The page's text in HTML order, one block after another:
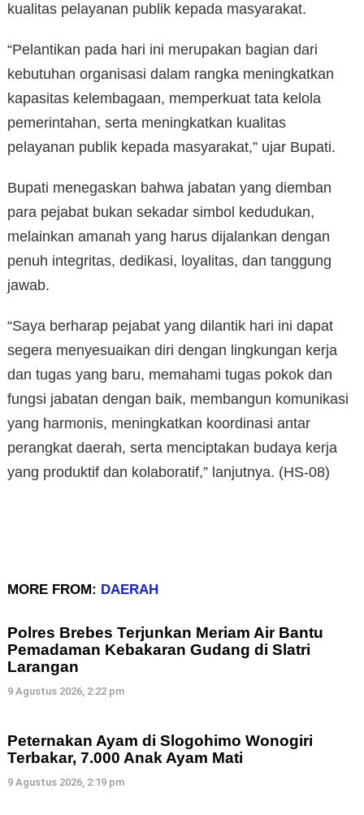
kualitas pelayanan publik kepada masyarakat.
“Pelantikan pada hari ini merupakan bagian dari
kebutuhan organisasi dalam rangka meningkatkan
kapasitas kelembagaan, memperkuat tata kelola
pemerintahan, serta meningkatkan kualitas
pelayanan publik kepada masyarakat,” ujar Bupati.
Bupati menegaskan bahwa jabatan yang diemban
para pejabat bukan sekadar simbol kedudukan,
melainkan amanah yang harus dijalankan dengan
penuh integritas, dedikasi, loyalitas, dan tanggung
jawab.
“Saya berharap pejabat yang dilantik hari ini dapat
segera menyesuaikan diri dengan lingkungan kerja
dan tugas yang baru, memahami tugas pokok dan
fungsi jabatan dengan baik, membangun komunikasi
yang harmonis, meningkatkan koordinasi antar
perangkat daerah, serta menciptakan budaya kerja
yang produktif dan kolaboratif,” lanjutnya. (HS-08)
MORE FROM: DAERAH
Polres Brebes Terjunkan Meriam Air Bantu
Pemadaman Kebakaran Gudang di Slatri
Larangan
9 Agustus 2026, 2:22 pm
Peternakan Ayam di Slogohimo Wonogiri
Terbakar, 7.000 Anak Ayam Mati
9 Agustus 2026, 2:19 pm